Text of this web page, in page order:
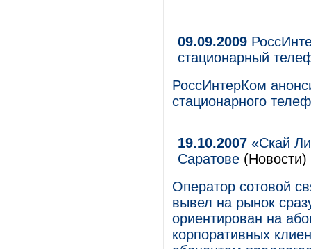
09.09.2009
стационарный
РоссИнтерКом
стационарного
19.10.2007 «Скай
Саратове (Новости)
Оператор сотовой
вывел на рынок
ориентирован на
корпоративных